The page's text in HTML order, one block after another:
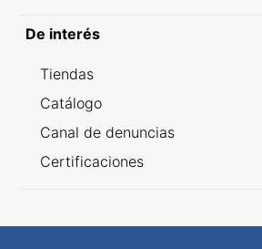
De interés
Tiendas
Catálogo
Canal de denuncias
Certificaciones